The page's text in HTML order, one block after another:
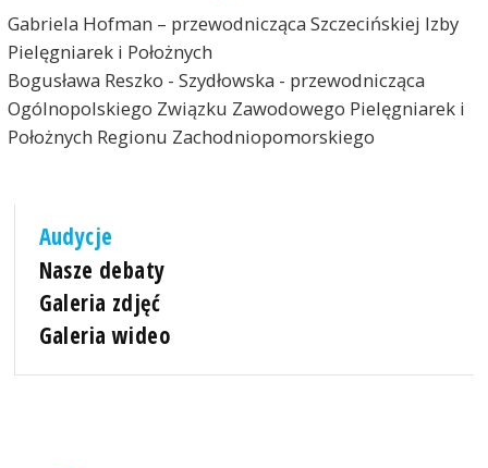
Gabriela Hofman – przewodnicząca Szczecińskiej Izby
Pielęgniarek i Położnych
Bogusława Reszko - Szydłowska - przewodnicząca
Ogólnopolskiego Związku Zawodowego Pielęgniarek i
Położnych Regionu Zachodniopomorskiego
Audycje
Nasze debaty
Galeria zdjęć
Galeria wideo